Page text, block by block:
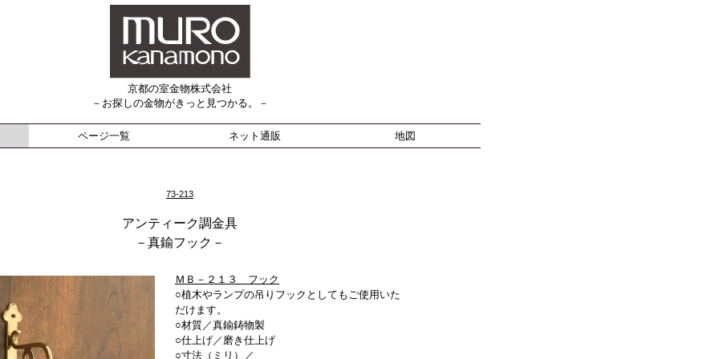
京都の室金物株式会社
－お探しの金物がきっと見つかる。－
ページ一覧 ネット通販 地図
73-213
アンティーク調金具
－真鍮フック－
ＭＢ－２１３ フック
○植木やランプの吊りフックとしてもご使用いた
だけます。
○材質／真鍮鋳物製
○仕上げ／ 磨き仕上げ
○寸法（ミリ）／